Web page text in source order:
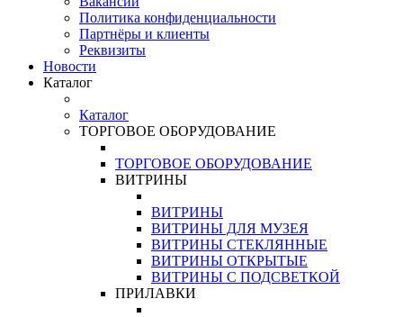
Политика конфиденциальности
Партнёры и клиенты
Реквизиты
Новости
Каталог
Каталог
ТОРГОВОЕ ОБОРУДОВАНИЕ
ТОРГОВОЕ ОБОРУДОВАНИЕ
ВИТРИНЫ
ВИТРИНЫ
ВИТРИНЫ ДЛЯ МУЗЕЯ
ВИТРИНЫ СТЕКЛЯННЫЕ
ВИТРИНЫ ОТКРЫТЫЕ
ВИТРИНЫ С ПОДСВЕТКОЙ
ПРИЛАВКИ